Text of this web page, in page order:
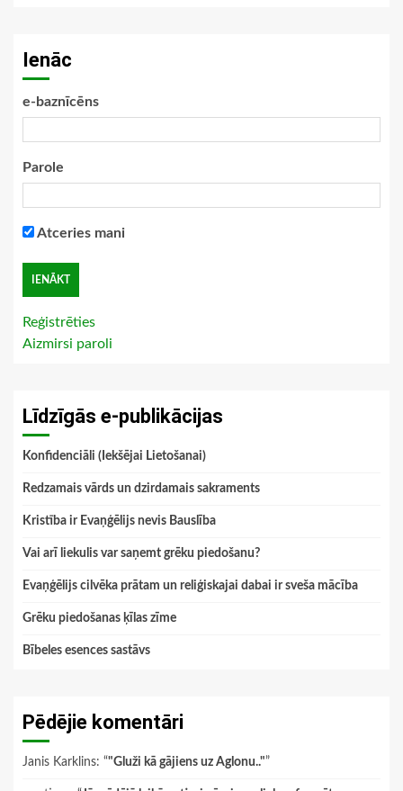
Ienāc
e-baznīcēns
Parole
Atceries mani
Reģistrēties
Aizmirsi paroli
Līdzīgās e-publikācijas
Konfidenciāli (Iekšējai Lietošanai)
Redzamais vārds un dzirdamais sakraments
Kristība ir Evaņģēlijs nevis Bauslība
Vai arī liekulis var saņemt grēku piedošanu?
Evaņģēlijs cilvēka prātam un reliģiskajai dabai ir sveša mācība
Grēku piedošanas ķīlas zīme
Bībeles esences sastāvs
Pēdējie komentāri
Janis Karklins: “"Gluži kā gājiens uz Aglonu.."”